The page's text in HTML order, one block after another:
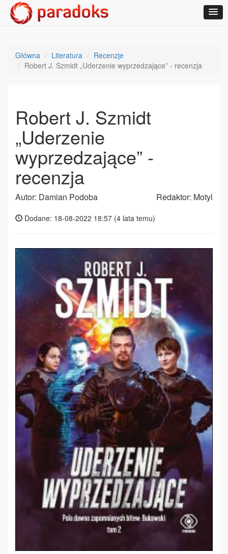
Główna Literatura
Recenzje
Robert J. Szmidt „Uderzenie wyprzedzające” - recenzja
Robert J. Szmidt
„Uderzenie
wyprzedzające” -
recenzja
Autor: Damian Podoba Redaktor: Motyl
Dodane: 18-08-2022 18:57 (4 lata temu)